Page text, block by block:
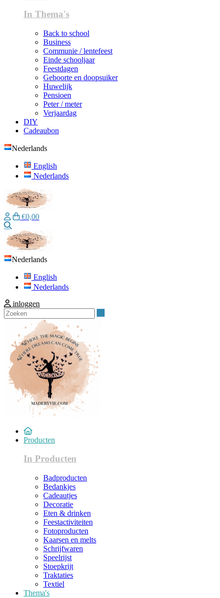
In Thema's
Back to school
Business
Communie / lentefeest
Einde schooljaar
Feestdagen
Geboorte en doopsuiker
Huwelijk
Pensioen
Peter / meter
Verjaardag
DIY
Cadeaubon
Nederlands
English
Nederlands
€0,00
Nederlands
English
Nederlands
inloggen
Producten
In Producten
Badproducten
Bedankjes
Cadeautjes
Decoratie
Eten & drinken
Feestactiviteiten
Fotoproducten
Kaarsen en melts
Schrijfwaren
Speelrijst
Stoepkrijt
Traktaties
Textiel
Thema's